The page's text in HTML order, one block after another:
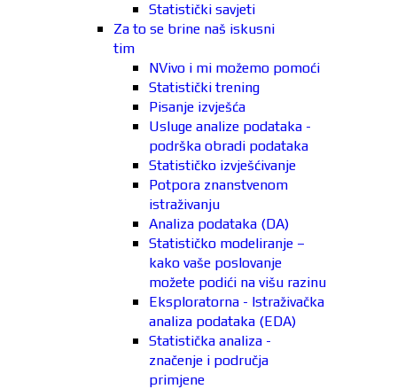
Statistički savjeti
Za to se brine naš iskusni
tim
NVivo i mi možemo pomoći
Statistički trening
Pisanje izvješća
Usluge analize podataka -
podrška obradi podataka
Statističko izvješćivanje
Potpora znanstvenom
istraživanju
Analiza podataka (DA)
Statističko modeliranje –
kako vaše poslovanje
možete podići na višu razinu
Eksploratorna - Istraživačka
analiza podataka (EDA)
Statistička analiza -
značenje i područja
primjene